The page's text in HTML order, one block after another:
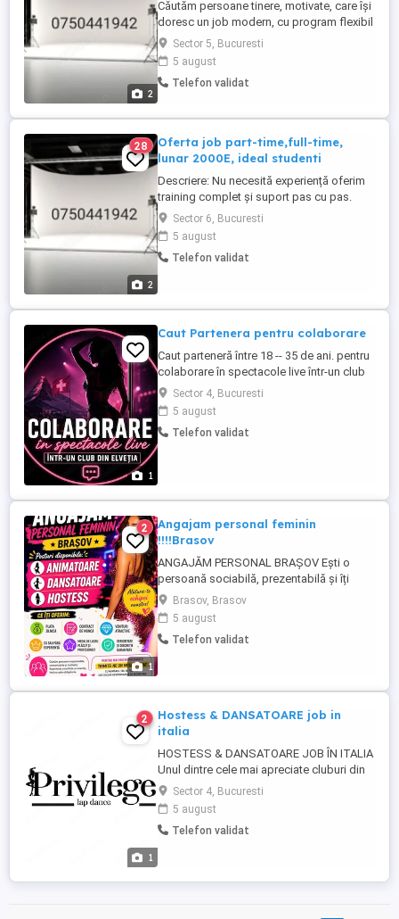
2
Căutăm persoane tinere, motivate, care își
doresc un job modern, cu program flexibil
și câștiguri consistente. Venituri 2000$+
net lunar, bonusuri atractive și mediu
prietenos. Ce oferim: Program flexibil îți
organizezi timpul cum dorești (part-time
Sector 5, Bucuresti
5 august
Telefon validat
2
28
Oferta job part-time,full-time,
lunar 2000E, ideal studenti
Descriere: Nu necesită experiență oferim
training complet și suport pas cu pas.
Program flexibil alegi tu cât și când
lucrezi. Câștiguri sigure 2000$+ lunar, cu
plăți rapide. Avantaje & bonusuri reale:
Bonus de zi de naștere și zile speciale.
Sector 6, Bucuresti
5 august
Telefon validat
1
Caut Partenera pentru colaborare
Caut parteneră între 18 -- 35 de ani. pentru
colaborare în spectacole live într-un club
din Elveția. Dacă ești o persoană majoră,
deschisă către o colaborare serioasă și îți
dorești un loc de muncă bine organizat, te
invit să discutăm. Caut o persoană
Sector 4, Bucuresti
5 august
Telefon validat
1
2
Angajam personal feminin
!!!!Brasov
ANGAJĂM PERSONAL BRAȘOV Ești o
persoană sociabilă, prezentabilă și îți
dorești un loc de muncă bine plătit?
Alătură-te echipei noastre! Posturi
disponibile: Animatoare Dansatoare
Hostess Acceptăm candidate cu sau fără
profesionist Seriozitate ...
Brasov, Brasov
5 august
Telefon validat
1
2
Hostess & DANSATOARE job in
italia
HOSTESS & DANSATOARE JOB ÎN ITALIA
Unul dintre cele mai apreciate cluburi din
Italia caută Hostess și Dansatoare pentru
sezonul de vară. Locație: Anzio oraș
elegant la mare, lângă Roma. Ce oferim:
Câștiguri foarte mari Plată zilnică Mediu
Sector 4, Bucuresti
5 august
Telefon validat